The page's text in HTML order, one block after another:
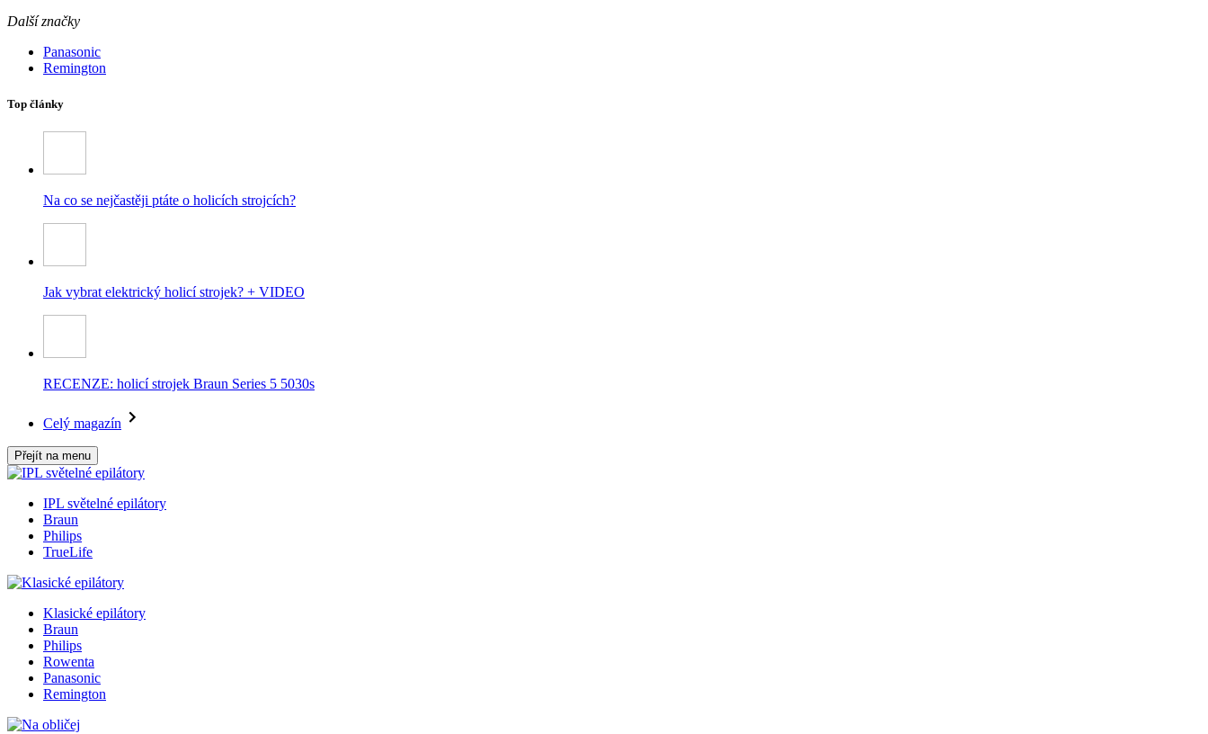
Další značky
Panasonic
Remington
Top články
Na co se nejčastěji ptáte o holicích strojcích?
Jak vybrat elektrický holicí strojek? + VIDEO
RECENZE: holicí strojek Braun Series 5 5030s
Celý magazín
Přejít na menu
IPL světelné epilátory
Braun
Philips
TrueLife
Klasické epilátory
Braun
Philips
Rowenta
Panasonic
Remington